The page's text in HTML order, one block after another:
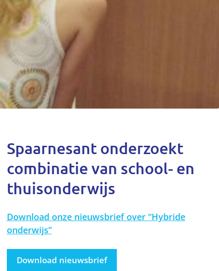
Spaarnesant onderzoekt
combinatie van school- en
thuisonderwijs
Download onze nieuwsbrief over “Hybride
onderwijs”
Download nieuwsbrief